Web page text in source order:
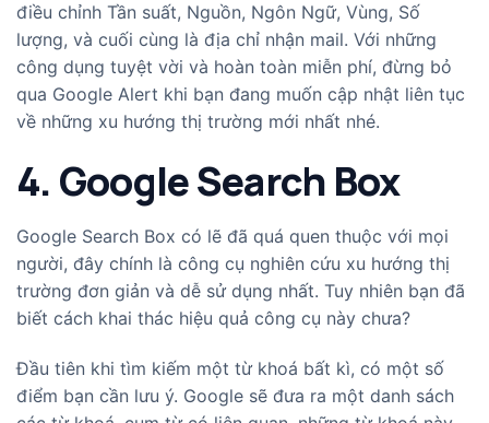
điều chỉnh Tần suất, Nguồn, Ngôn Ngữ, Vùng, Số
lượng, và cuối cùng là địa chỉ nhận mail. Với những
công dụng tuyệt vời và hoàn toàn miễn phí, đừng bỏ
qua Google Alert khi bạn đang muốn cập nhật liên tục
về những xu hướng thị trường mới nhất nhé.
4. Google Search Box
Google Search Box có lẽ đã quá quen thuộc với mọi
người, đây chính là công cụ nghiên cứu xu hướng thị
trường đơn giản và dễ sử dụng nhất. Tuy nhiên bạn đã
biết cách khai thác hiệu quả công cụ này chưa?
Đầu tiên khi tìm kiếm một từ khoá bất kì, có một số
điểm bạn cần lưu ý. Google sẽ đưa ra một danh sách